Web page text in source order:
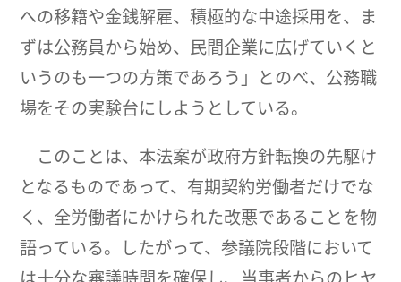
への移籍や金銭解雇、積極的な中途採用を、ま
ずは公務員から始め、民間企業に広げていくと
いうのも一つの方策であろう」とのべ、公務職
場をその実験台にしようとしている。
このことは、本法案が政府方針転換の先駆け
となるものであって、有期契約労働者だけでな
く、全労働者にかけられた改悪であることを物
語っている。したがって、参議院段階において